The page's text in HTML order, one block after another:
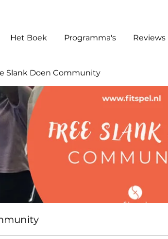
Het Boek Programma's Reviews
Slank Doen Community